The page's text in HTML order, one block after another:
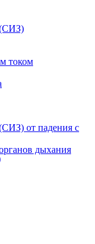
(СИЗ)
током
от падения с
дыхания